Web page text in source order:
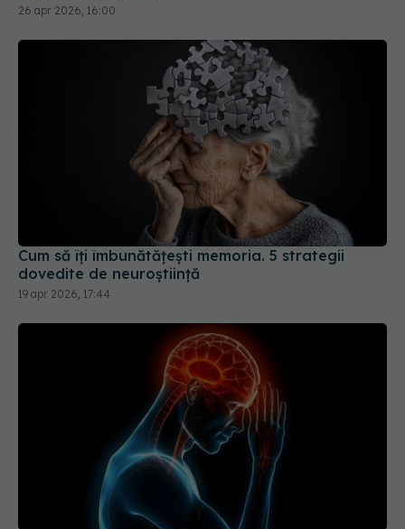
26 apr 2026, 16:00
Cum să îți îmbunătățești memoria. 5 strategii
dovedite de neuroștiință
19 apr 2026, 17:44